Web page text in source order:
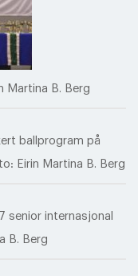
Martina B. Berg
ballprogram på
Eirin Martina B. Berg
senior internasjonal
B. Berg